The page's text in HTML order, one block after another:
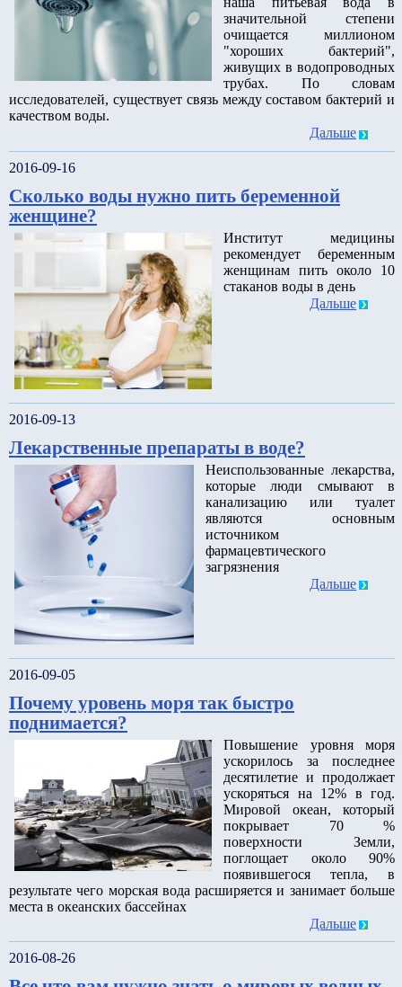
значительной степени
очищается миллионом
"хороших бактерий",
живущих в водопроводных
трубах. По словам
исследователей, существует связь между составом бактерий и
качеством воды.
Дальше
2016-09-16
Сколько воды нужно пить беременной
женщине?
Институт медицины
рекомендует беременным
женщинам пить около 10
стаканов воды в день
Дальше
2016-09-13
Лекарственные препараты в воде?
Неиспользованные лекарства,
которые люди смывают в
канализацию или туалет
являются основным
источником
фармацевтического
загрязнения
Дальше
2016-09-05
Почему уровень моря так быстро
поднимается?
Повышение уровня моря
ускорилось за последнее
десятилетие и продолжает
ускоряться на 12% в год.
Мировой океан, который
покрывает 70 %
поверхности Земли,
поглощает около 90%
появившегося тепла, в
результате чего морская вода расширяется и занимает больше
места в океанских бассейнах
Дальше
2016-08-26